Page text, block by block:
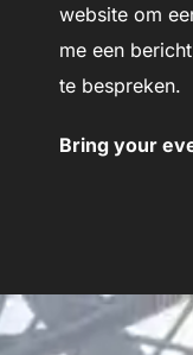
website om
me een bericht
te bespreken.
Bring your